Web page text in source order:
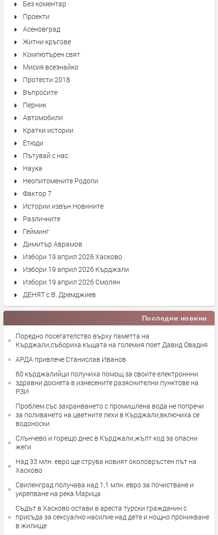
Без коментар
Проекти
Асеновград
Житни кръгове
Компютърен свят
Мисия всезнайко
Протести 2018
Въпросите
Перник
Автомобили
Кратки истории
Етюди
Пътувай с нас
Наука
Неопитомените Родопи
Фактор 7
Истории извън Новините
Различните
Гейминг
Димитър Аврамов
Избори 19 април 2026 Хасково
Избори 19 април 2026 Кърджали
Избори 19 април 2026 Смолян
ДЕНЯТ с В. Дремджиев
Последни новини
Поредно посегателство върху паметта на
Кърджали,събориха къщата на големия поет Давид Овадия
АРДА привлече Станислав Иванов
60 кърджалийци получиха помощ за своите електроннни
здравни досиета в изнесените разяснителни пунктове на
РЗИ
Проблем със захранването с промишлена вода не попречи
за поливането на цветните лехи в Кърджали,включиха се
водоноски
Слънчево и горещо днес в Кърджали,жълт код за опасни
жеги
Над 33 млн. евро ще струва новият околовръстен път на
Хасково
Свиленград получава над 1,1 млн. евро за почистване и
укрепване на река Марица
Съдът в Хасково остави в ареста турски гражданин с
присъда за сексуално насилие над дете и нощно проникване
в жилище